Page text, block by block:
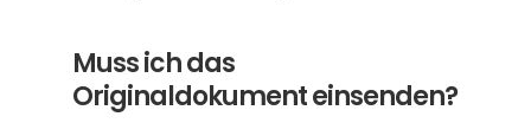
Muss ich das
Originaldokument einsenden?